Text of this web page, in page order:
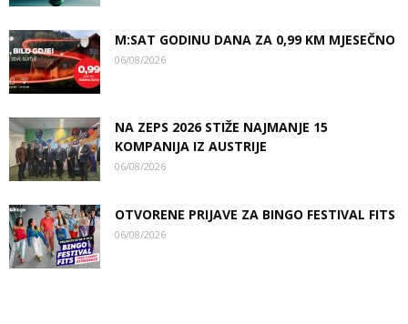
M:SAT GODINU DANA ZA 0,99 KM MJESEČNO
06/08/2026
NA ZEPS 2026 STIŽE NAJMANJE 15
KOMPANIJA IZ AUSTRIJE
06/08/2026
OTVORENE PRIJAVE ZA BINGO FESTIVAL FITS
06/08/2026